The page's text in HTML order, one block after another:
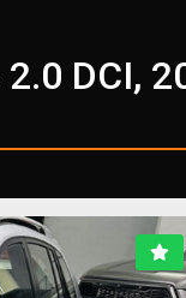
2.0 DCI,